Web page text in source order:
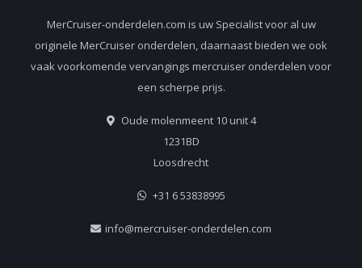
MerCruiser-onderdelen.com is uw Specialist voor al uw
originele MerCruiser onderdelen, daarnaast bieden we ook
vaak voorkomende vervangings mercruiser onderdelen voor
een scherpe prijs.
Oude molenmeent 10 unit 4
1231BD
Loosdrecht
+31 6 53838995
info@mercruiser-onderdelen.com